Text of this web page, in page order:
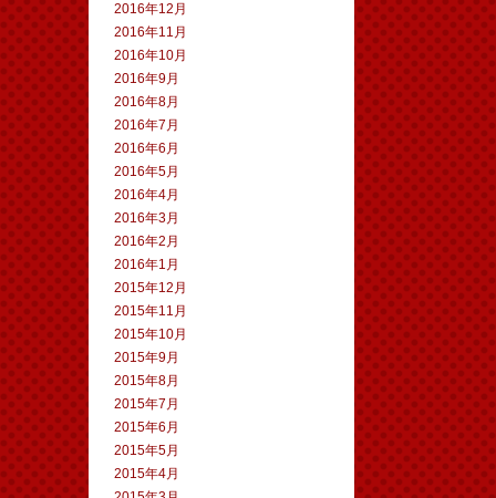
2016年12月
2016年11月
2016年10月
2016年9月
2016年8月
2016年7月
2016年6月
2016年5月
2016年4月
2016年3月
2016年2月
2016年1月
2015年12月
2015年11月
2015年10月
2015年9月
2015年8月
2015年7月
2015年6月
2015年5月
2015年4月